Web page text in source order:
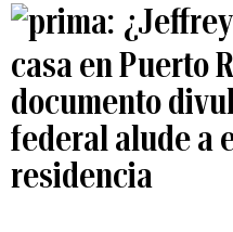
casa en Puerto
documento
federal alude a
residencia